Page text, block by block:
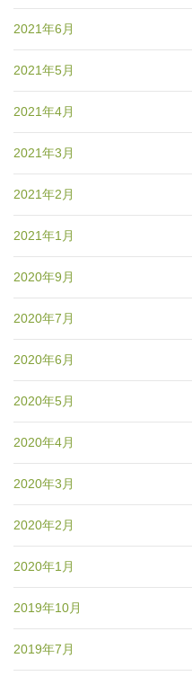
2021年6月
2021年5月
2021年4月
2021年3月
2021年2月
2021年1月
2020年9月
2020年7月
2020年6月
2020年5月
2020年4月
2020年3月
2020年2月
2020年1月
2019年10月
2019年7月